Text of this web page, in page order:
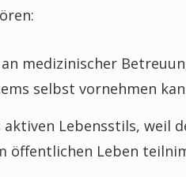
medizinischer
selbst vornehmen
aktiven Lebensstils, weil
öffentlichen Leben